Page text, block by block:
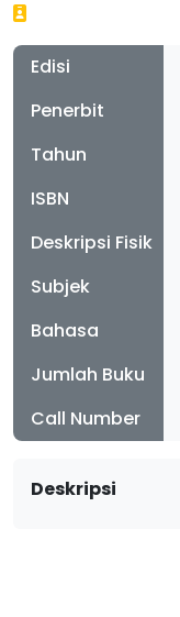
Edisi
Penerbit
Tahun
ISBN
Deskripsi Fisik
Subjek
Bahasa
Jumlah Buku
Call Number
Deskripsi